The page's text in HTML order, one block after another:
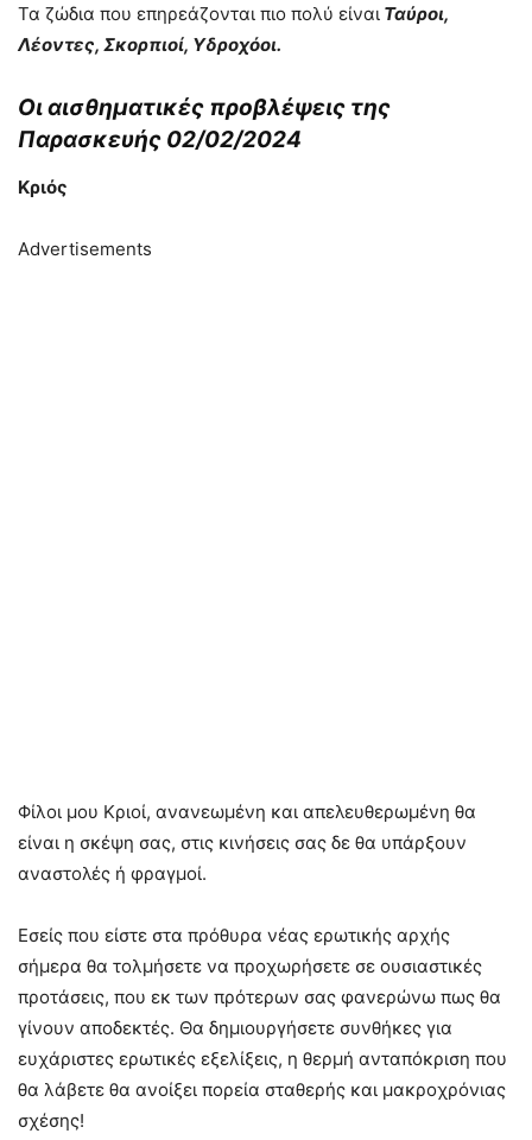
Τα ζώδια που επηρεάζονται πιο πολύ είναι Ταύροι,
Λέοντες, Σκορπιοί, Υδροχόοι.
Οι αισθηματικές προβλέψεις της
Παρασκευής 02/02/2024
Κριός
Advertisements
Φίλοι μου Κριοί, ανανεωμένη και απελευθερωμένη θα
είναι η σκέψη σας, στις κινήσεις σας δε θα υπάρξουν
αναστολές ή φραγμοί.
Εσείς που είστε στα πρόθυρα νέας ερωτικής αρχής
σήμερα θα τολμήσετε να προχωρήσετε σε ουσιαστικές
προτάσεις, που εκ των πρότερων σας φανερώνω πως θα
γίνουν αποδεκτές. Θα δημιουργήσετε συνθήκες για
ευχάριστες ερωτικές εξελίξεις, η θερμή ανταπόκριση που
θα λάβετε θα ανοίξει πορεία σταθερής και μακροχρόνιας
σχέσης!